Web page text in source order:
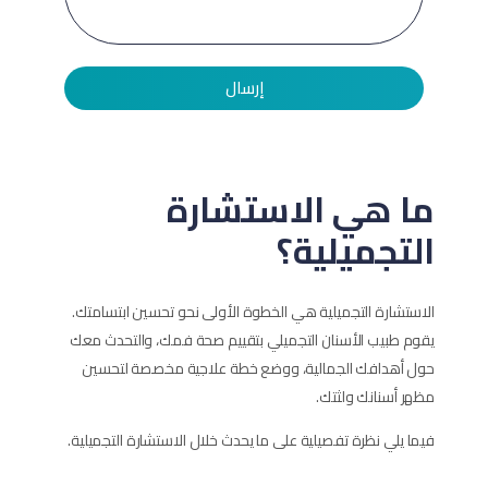
إرسال
ما هي الاستشارة
التجميلية؟
الاستشارة التجميلية هي الخطوة الأولى نحو تحسين ابتسامتك.
يقوم طبيب الأسنان التجميلي بتقييم صحة فمك، والتحدث معك
حول أهدافك الجمالية، ووضع خطة علاجية مخصصة لتحسين
مظهر أسنانك ولثتك.
فيما يلي نظرة تفصيلية على ما يحدث خلال الاستشارة التجميلية.